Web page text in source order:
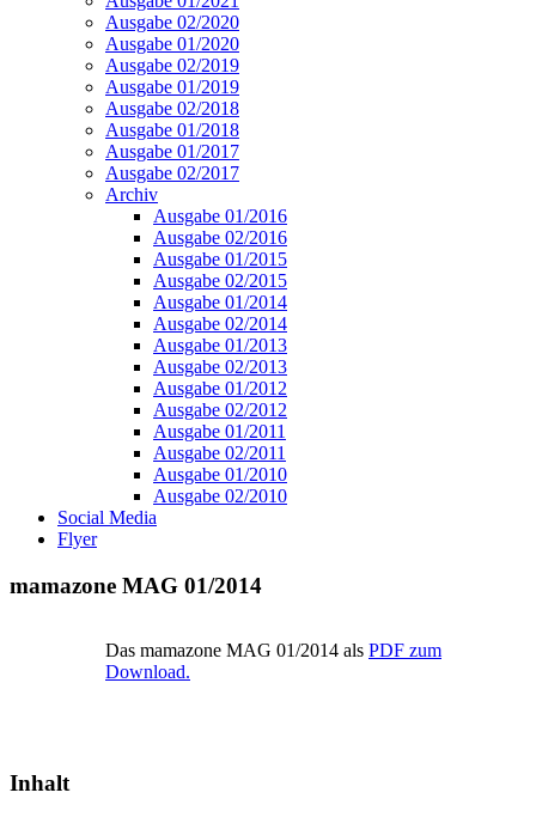
Ausgabe 02/2020
Ausgabe 01/2020
Ausgabe 02/2019
Ausgabe 01/2019
Ausgabe 02/2018
Ausgabe 01/2018
Ausgabe 01/2017
Ausgabe 02/2017
Archiv
Ausgabe 01/2016
Ausgabe 02/2016
Ausgabe 01/2015
Ausgabe 02/2015
Ausgabe 01/2014
Ausgabe 02/2014
Ausgabe 01/2013
Ausgabe 02/2013
Ausgabe 01/2012
Ausgabe 02/2012
Ausgabe 01/2011
Ausgabe 02/2011
Ausgabe 01/2010
Ausgabe 02/2010
Social Media
Flyer
mamazone MAG 01/2014
Das mamazone MAG 01/2014 als PDF zum
Download.
Inhalt